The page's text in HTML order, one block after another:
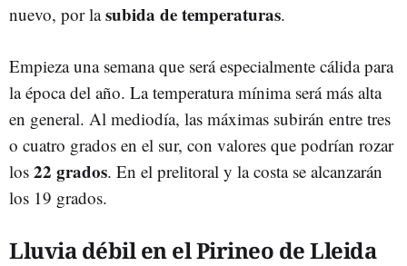
nuevo, por lasubida de temperaturas.
Empieza una semana que será especialmente cálida para
la época del año. La temperatura mínima será más alta
en general. Al mediodía, las máximas subirán entre tres
o cuatro grados en el sur, con valores que podrían rozar
los 22 grados. En el prelitoral y la costa se alcanzarán
los 19 grados.
Lluvia débil en el Pirineo de Lleida